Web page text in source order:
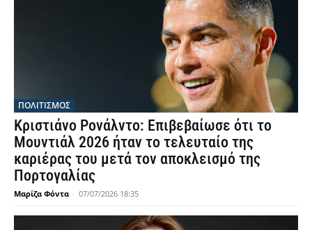
ΠΟΛΙΤΙΣΜΟΣ
Κριστιάνο Ρονάλντο: Επιβεβαίωσε ότι το
Μουντιάλ 2026 ήταν το τελευταίο της
καριέρας του μετά τον αποκλεισμό της
Πορτογαλίας
Μαρίζα Φόντα - 07/07/2026 18:35